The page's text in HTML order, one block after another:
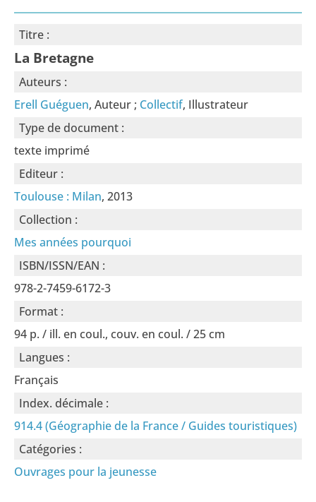
Titre :
La Bretagne
Auteurs :
Erell Guéguen, Auteur ; Collectif, Illustrateur
Type de document :
texte imprimé
Editeur :
Toulouse : Milan, 2013
Collection :
Mes années pourquoi
ISBN/ISSN/EAN :
978-2-7459-6172-3
Format :
94 p. / ill. en coul., couv. en coul. / 25 cm
Langues :
Français
Index. décimale :
914.4 (Géographie de la France / Guides touristiques)
Catégories :
Ouvrages pour la jeunesse